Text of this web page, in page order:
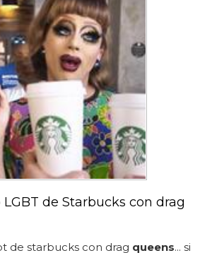
de Starbucks con drag
de starbucks con drag queens... si